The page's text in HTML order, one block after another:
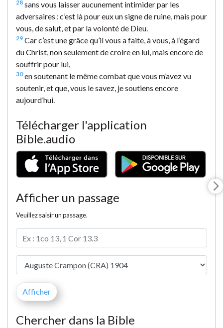
28 sans vous laisser aucunement intimider par les
adversaires : c’est là pour eux un signe de ruine, mais pour
vous, de salut, et par la volonté de Dieu.
29 Car c’est une grâce qu’il vous a faite, à vous, à l’égard
du Christ, non seulement de croire en lui, mais encore de
souffrir pour lui,
30en soutenant le même combat que vous m’avez vu
soutenir, et que, vous le savez, je soutiens encore
aujourd’hui.
Télécharger l'application
Bible.audio
Afficher un passage
Veuillez saisir un passage.
Chercher dans la Bible